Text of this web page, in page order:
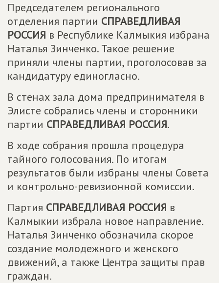
Председателем регионального
отделения партии СПРАВЕДЛИВАЯ
РОССИЯ в Республике Калмыкия избрана
Наталья Зинченко. Такое решение
приняли члены партии, проголосовав за
кандидатуру единогласно.
В стенах зала дома предпринимателя в
Элисте собрались члены и сторонники
партии СПРАВЕДЛИВАЯ РОССИЯ.
В ходе собрания прошла процедура
тайного голосования. По итогам
результатов были избраны члены Совета
и контрольно-ревизионной комиссии.
Партия СПРАВЕДЛИВАЯ РОССИЯ в
Калмыкии избрала новое направление.
Наталья Зинченко обозначила скорое
создание молодежного и женского
движений, а также Центра защиты прав
граждан.